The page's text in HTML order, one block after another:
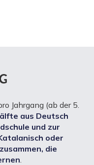
Jahrgang (ab der 5.
aus Deutsch
und zur
oder
die
.